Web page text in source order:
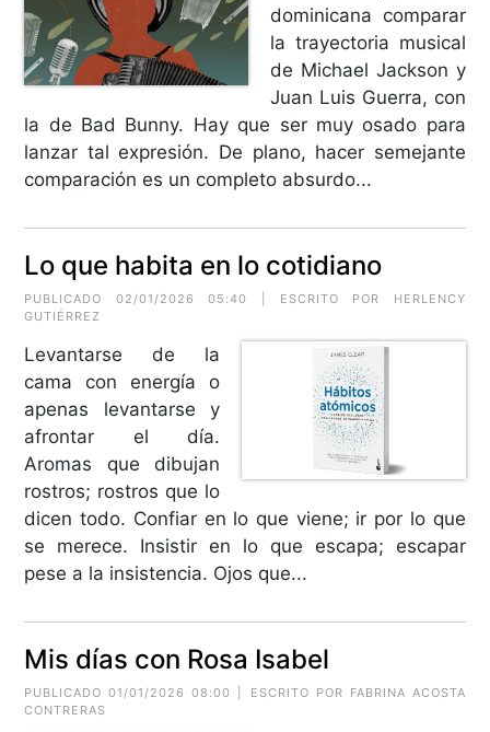
dominicana comparar
la trayectoria musical
de Michael Jackson y
Juan Luis Guerra, con
la de Bad Bunny. Hay que ser muy osado para
lanzar tal expresión. De plano, hacer semejante
comparación es un completo absurdo...
Lo que habita en lo cotidiano
PUBLICADO 02/01/2026 05:40 | ESCRITO POR
HERLENCY
GUTIÉRREZ
Levantarse de la
cama con energía o
apenas levantarse y
afrontar el día.
Aromas que dibujan
rostros; rostros que lo
dicen todo. Confiar en lo que viene; ir por lo que
se merece. Insistir en lo que escapa; escapar
pese a la insistencia. Ojos que...
Mis días con Rosa Isabel
PUBLICADO 01/01/2026 08:00 | ESCRITO POR FABRINA ACOSTA
CONTRERAS